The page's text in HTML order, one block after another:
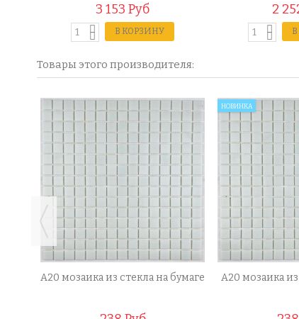
3 153 Руб
В КОРЗИНУ
2
Товары этого производителя:
A20 мозаика из стекла на бумаге
НОВИНКА
A20 мозаика